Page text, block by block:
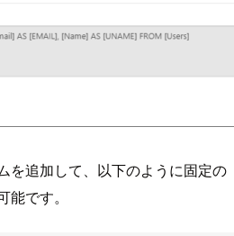
を追加して、以下のように固定の
です。